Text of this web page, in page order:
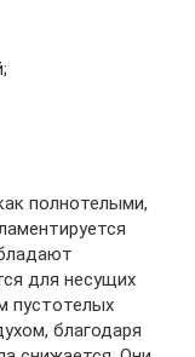
полнотелыми,
для несущих
пустотелых
благодаря